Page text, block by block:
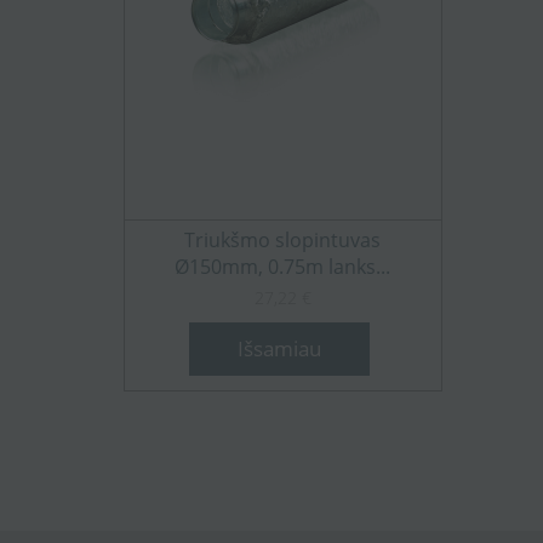
Triukšmo slopintuvas
Ø150mm, 0.75m lanks...
Išsamiau